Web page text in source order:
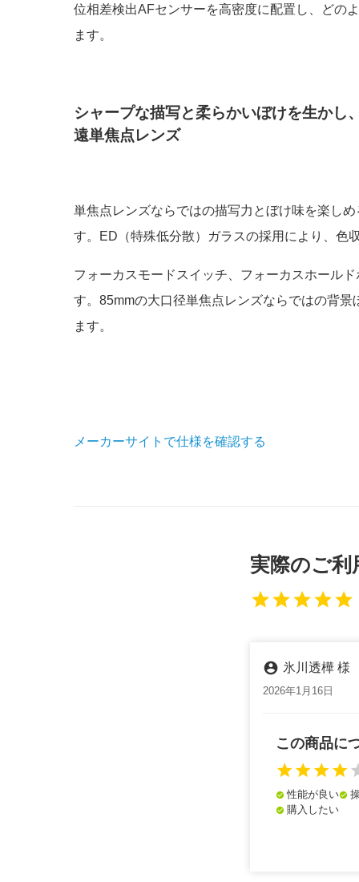
位相差検出AFセンサーを高密度に配置し、どの
ます。
シャープな描写と柔らかいぼけを生かし
遠単焦点レンズ
単焦点レンズならではの描写力とぼけ味を楽し
す。ED（特殊低分散）ガラスの採用により、色
フォーカスモードスイッチ、フォーカスホール
す。85mmの大口径単焦点レンズならではの背
ます。
メーカーサイトで仕様を確認する
実際のご利
starstarstarstarstar
account_circle 氷川透樺 様
2026年1月16日
この商品に
starstarstarstar
check_circle 性能が良いcheck_circle
check_circle 購入したい